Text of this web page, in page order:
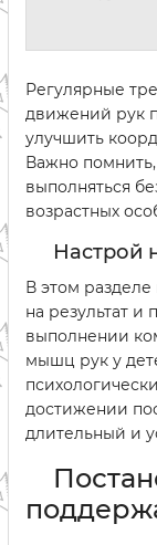
Регулярные
движений рук
улучшить
Важно
выполняться
возрастных
Настрой
В этом
на результат
выполнении
мышц рук у
достижении
длительный и